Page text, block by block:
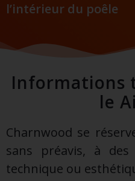
l’intérieur du poêle
Informations
le
Charnwood se
sans préavis, à des
technique ou